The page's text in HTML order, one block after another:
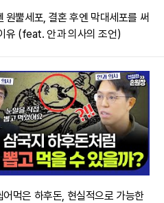
원뿔세포, 결혼 후엔 막대세포를 써
유 (feat. 안과 의사의 조언)
어먹은 하후돈, 현실적으로 가능한